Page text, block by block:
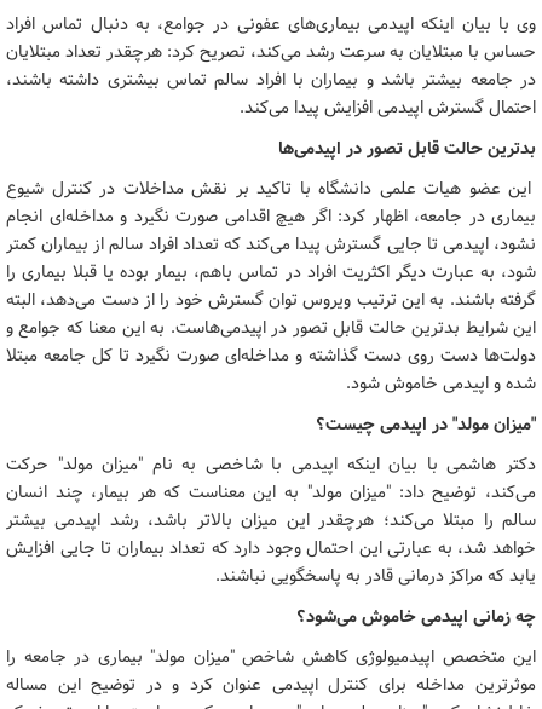
وی با بیان اینکه اپیدمی بیماری‌های عفونی در جوامع، به دنبال تماس افراد
حساس با مبتلایان به سرعت رشد می‌کند، تصریح کرد: هرچقدر تعداد مبتلایان
در جامعه بیشتر باشد و بیماران با افراد سالم تماس بیشتری داشته باشند،
احتمال گسترش اپیدمی افزایش پیدا می‌کند.
بدترین حالت قابل تصور در اپیدمی‌ها
این عضو هیات علمی دانشگاه با تاکید بر نقش مداخلات در کنترل شیوع
بیماری در جامعه، اظهار کرد: اگر هیچ اقدامی صورت نگیرد و مداخله‌ای انجام
نشود، اپیدمی تا جایی گسترش پیدا می‌کند که تعداد افراد سالم از بیماران کمتر
شود، به عبارت دیگر اکثریت افراد در تماس باهم، بیمار بوده یا قبلا بیماری را
گرفته باشند. به این ترتیب ویروس توان گسترش خود را از دست می‌دهد، البته
این شرایط بدترین حالت قابل تصور در اپیدمی‌هاست. به این معنا که جوامع و
دولت‌ها دست روی دست گذاشته و مداخله‌ای صورت نگیرد تا کل جامعه مبتلا
شده و اپیدمی خاموش شود.
"میزان مولد" در اپیدمی چیست؟
دکتر هاشمی با بیان اینکه اپیدمی با شاخصی به نام "میزان مولد" حرکت
می‌کند، توضیح داد: "میزان مولد" به این معناست که هر بیمار، چند انسان
سالم را مبتلا می‌کند؛ هرچقدر این میزان بالاتر باشد، رشد اپیدمی بیشتر
خواهد شد، به عبارتی این احتمال وجود دارد که تعداد بیماران تا جایی افزایش
یابد که مراکز درمانی قادر به پاسخگویی نباشند.
چه زمانی اپیدمی خاموش می‌شود؟
این متخصص اپیدمیولوژی کاهش شاخص "میزان مولد" بیماری در جامعه را
موثرترین مداخله برای کنترل اپیدمی عنوان کرد و در توضیح این مساله